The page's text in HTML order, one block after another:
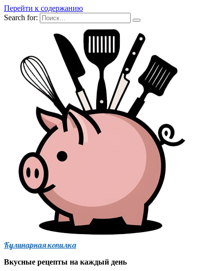
Перейти к содержанию
Search for:
Кулинарная копилка
Вкусные рецепты на каждый день